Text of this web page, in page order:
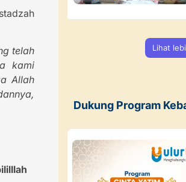
telah
kami
Allah
Lihat
Dukung Program